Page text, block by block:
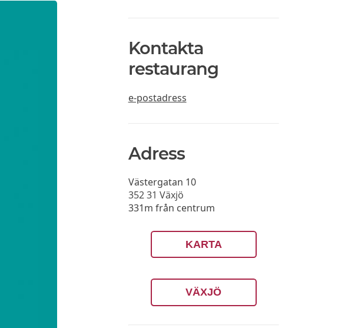
Kontakta
restaurang
e-postadress
Adress
Västergatan 10
352 31 Växjö
331m från centrum
KARTA
VÄXJÖ